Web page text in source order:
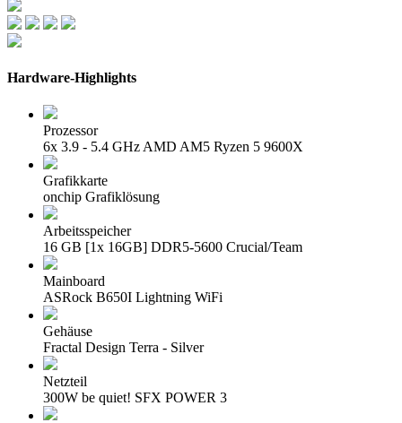
Hardware-Highlights
Prozessor
6x 3.9 - 5.4 GHz AMD AM5 Ryzen 5 9600X
Grafikkarte
onchip Grafiklösung
Arbeitsspeicher
16 GB [1x 16GB] DDR5-5600 Crucial/Team
Mainboard
ASRock B650I Lightning WiFi
Gehäuse
Fractal Design Terra - Silver
Netzteil
300W be quiet! SFX POWER 3